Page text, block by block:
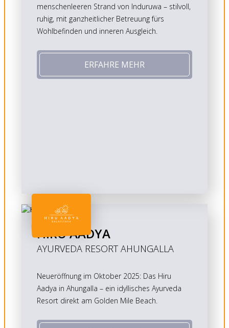
menschenleeren Strand von Induruwa – stilvoll,
ruhig, mit ganzheitlicher Betreuung fürs
Wohlbefinden und inneren Ausgleich.
ERFAHRE MEHR
HIRU AADYA
AYURVEDA RESORT AHUNGALLA
Neueröffnung im Oktober 2025: Das Hiru
Aadya in Ahungalla – ein idyllisches Ayurveda
Resort direkt am Golden Mile Beach.